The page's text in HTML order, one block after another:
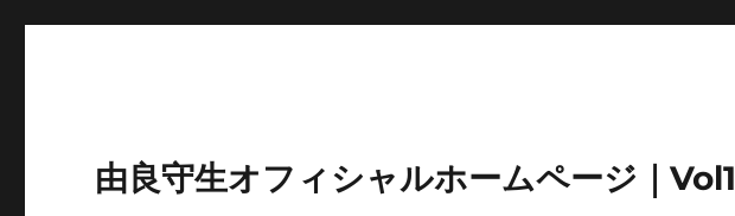
由良守生オフィシャルホームページ｜Vol1